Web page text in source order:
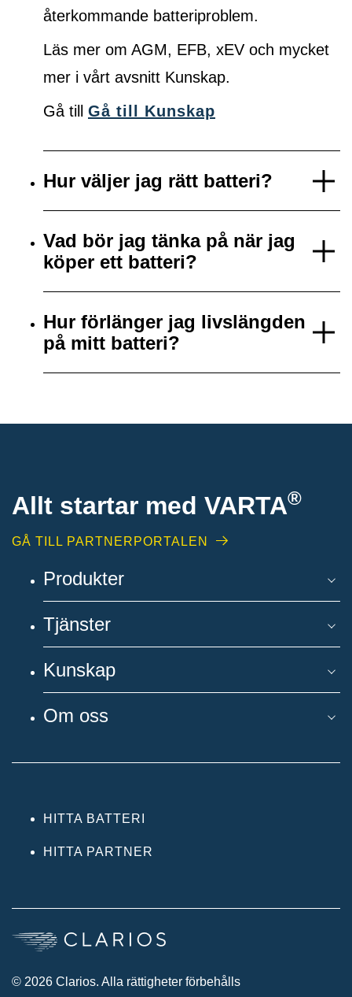
återkommande batteriproblem.
Läs mer om AGM, EFB, xEV och mycket
mer i vårt avsnitt Kunskap.
Gå till Gå till Kunskap
Hur väljer jag rätt batteri?
Vad bör jag tänka på när jag
köper ett batteri?
Hur förlänger jag livslängden
på mitt batteri?
Allt startar med VARTA®
GÅ TILL PARTNERPORTALEN
Produkter
Tjänster
Kunskap
Om oss
HITTA BATTERI
HITTA PARTNER
© 2026 Clarios. Alla rättigheter förbehålls